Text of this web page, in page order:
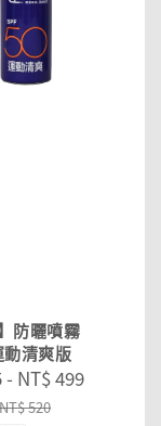
防曬噴霧
動清爽版
- NT$ 499
NT$ 520